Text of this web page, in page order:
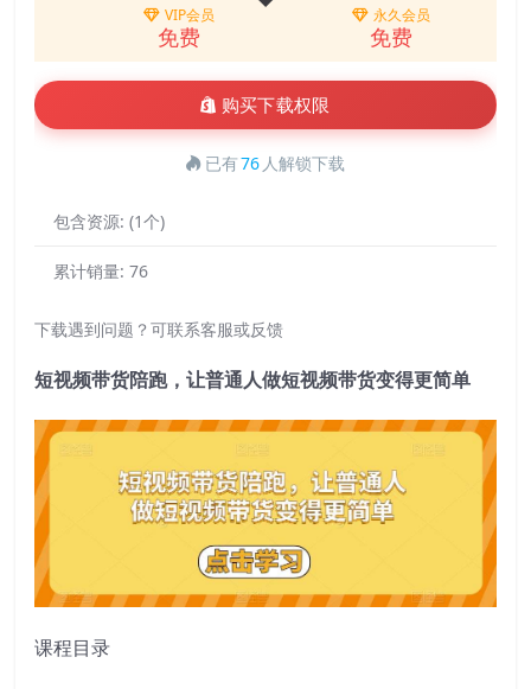
VIP会员
免费
永久会员
免费
购买下载权限
已有76 人解锁下载
包含资源: (1个)
累计销量: 76
下载遇到问题？可联系客服或反馈
短视频带货陪跑，让普通人做短视频带货变得更简单
课程目录